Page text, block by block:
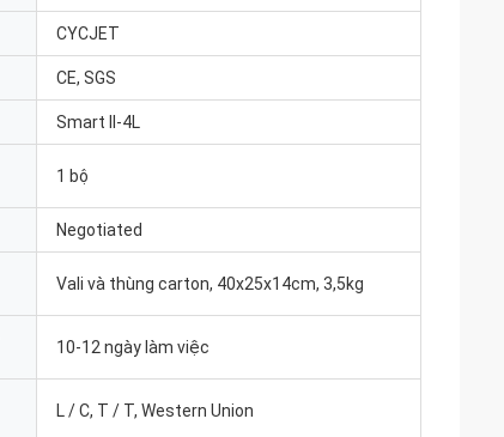
CYCJET
CE, SGS
Smart II-4L
1 bộ
Negotiated
Vali và thùng carton, 40x25x14cm, 3,5kg
10-12 ngày làm việc
L / C, T / T, Western Union